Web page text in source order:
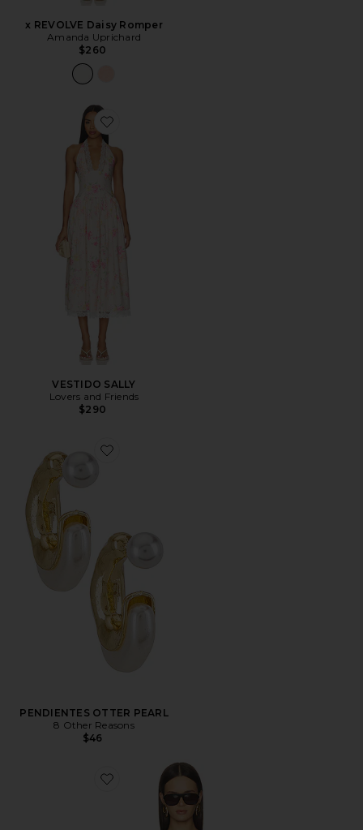
x REVOLVE Daisy Romper
Amanda Uprichard
$260
Favorite VESTIDO SALLY
VESTIDO SALLY
Lovers and Friends
$290
Favorite PENDIENTES OTTER PEARL
PENDIENTES OTTER PEARL
8 Other Reasons
$46
Favorite Emersyn Knit Top